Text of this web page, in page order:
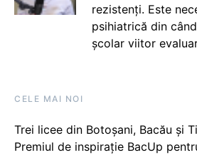
rezistenți. Este
psihiatrică din
școlar viitor
CELE MAI NOI
Trei licee din Botoșani, Bacău și
Premiul de inspirație BacUp